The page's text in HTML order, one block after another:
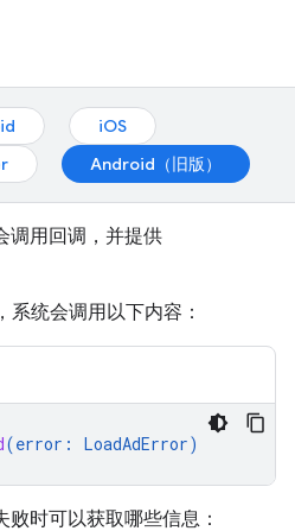
iOS
Android（旧版）
调用回调，并提供
，系统会调用以下内容：
(error : LoadAdError)
时可以获取哪些信息：